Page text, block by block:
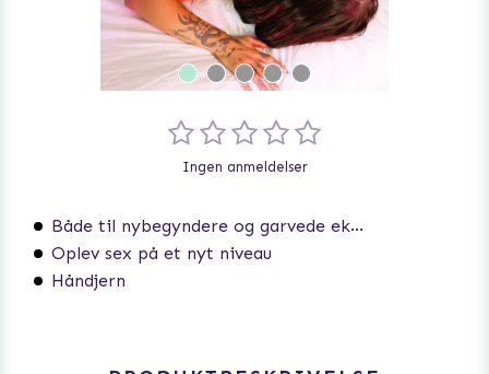
Både til nybegyndere og garvede eksperter
Oplev sex på et nyt niveau
Håndjern
Ingen anmeldelser